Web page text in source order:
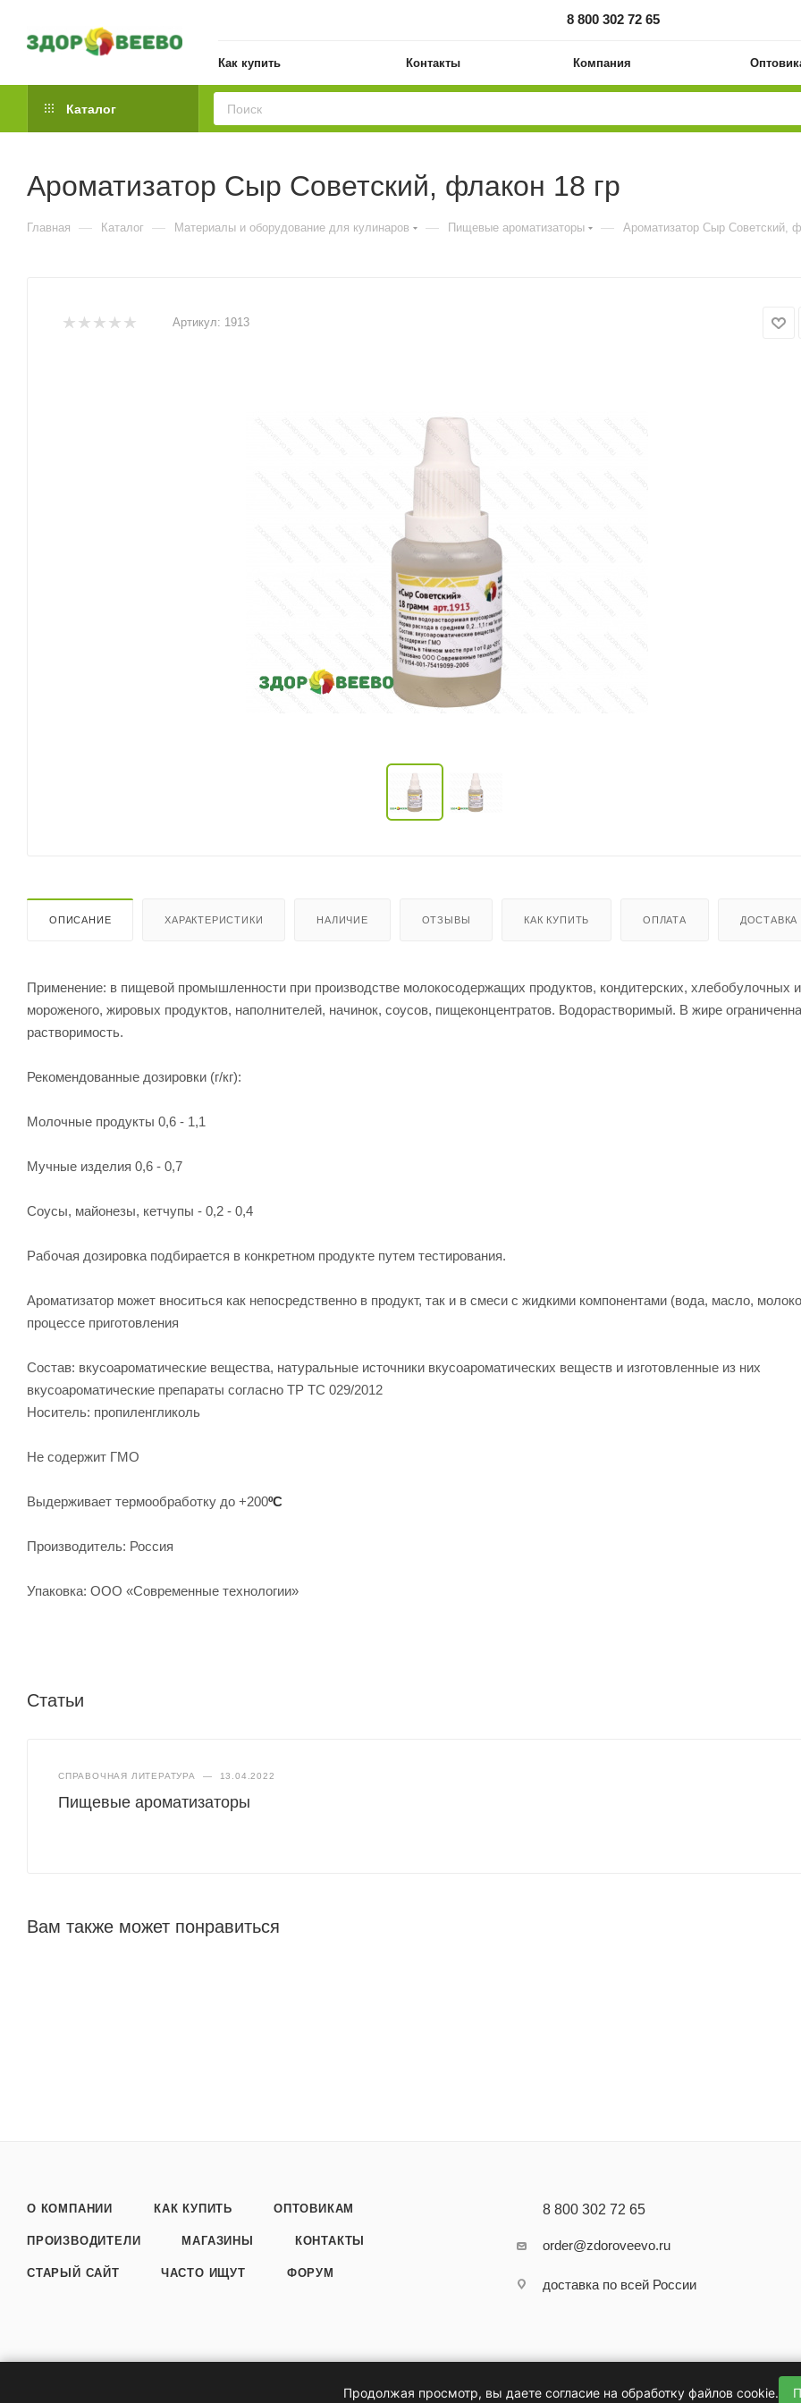
8 800 302 72 65
Как купить Контакты Компания
Каталог
Ароматизатор Сыр Советский, флакон 18 гр
Главная — Каталог — Материалы и оборудование для кулинаров — Пищевые ароматизаторы — Ароматизатор Сыр Советский,
Артикул: 1913
ОПИСАНИЕ ХАРАКТЕРИСТИКИ НАЛИЧИЕ ОТЗЫВЫ КАК КУПИТЬ ОПЛАТА ДОСТАВКА
Применение: в пищевой промышленности при производстве молокосодержащих продуктов, кондитерских, хлебобулочных
мороженого, жировых продуктов, наполнителей, начинок, соусов, пищеконцентратов. Водорастворимый. В жире
растворимость.
Рекомендованные дозировки (г/кг):
Молочные продукты 0,6 - 1,1
Мучные изделия 0,6 - 0,7
Соусы, майонезы, кетчупы - 0,2 - 0,4
Рабочая дозировка подбирается в конкретном продукте путем тестирования.
Ароматизатор может вноситься как непосредственно в продукт, так и в смеси с жидкими компонентами (вода, масло,
процессе приготовления
Состав: вкусоароматические вещества, натуральные источники вкусоароматических веществ и изготовленные из них
вкусоароматические препараты согласно ТР ТС 029/2012
Носитель: пропиленгликоль
Не содержит ГМО
Выдерживает термообработку до +200ºС
Производитель: Россия
Упаковка: ООО «Современные технологии»
Статьи
СПРАВОЧНАЯ ЛИТЕРАТУРА — 13.04.2022
Пищевые ароматизаторы
Вам также может понравиться
О КОМПАНИИ КАК КУПИТЬ ОПТОВИКАМ
ПРОИЗВОДИТЕЛИ МАГАЗИНЫ КОНТАКТЫ
СТАРЫЙ САЙТ ЧАСТО ИЩУТ ФОРУМ
8 800 302 72 65
order@zdoroveevo.ru
доставка по всей России
Продолжая просмотр, вы даете согласие на обработку файлов cookie.